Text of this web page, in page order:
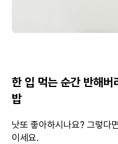
한 입 먹는 순간 반해버
밥
낫또 좋아하시나요? 그렇다
이세요.